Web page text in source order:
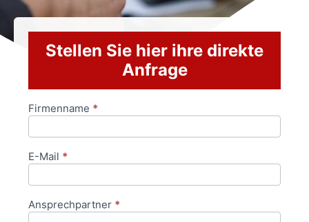
Stellen Sie hier ihre direkte
Anfrage
Anfrageformular
Firmenname *
E-Mail *
Ansprechpartner *